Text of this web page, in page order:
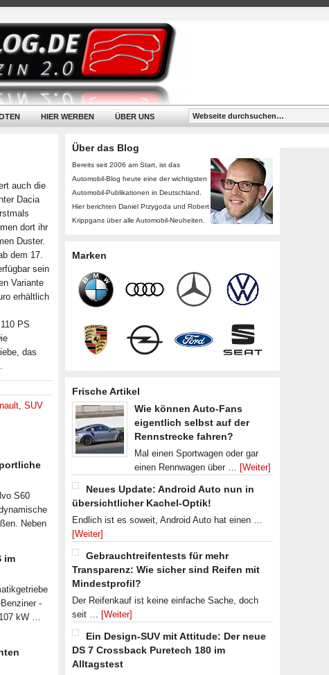
HIER WERBEN ÜBER UNS
auch die
Dacia
dort ihr
Duster.
dem 17.
sein
Variante
erhältlich
PS
das
, SUV
S60
Neben
im
-
kW …
Über das Blog
Bereits seit 2006 am Start, ist das
Automobil-Blog heute eine der wichtigsten
Automobil-Publikationen in Deutschland.
Hier berichten Daniel Przygoda und Robert
Krippgans über alle Automobil-Neuheiten.
Marken
Frische Artikel
Wie können Auto-Fans
eigentlich selbst auf der
Rennstrecke fahren?
Mal einen Sportwagen oder gar
einen Rennwagen über … [Weiter]
Neues Update: Android Auto nun in
übersichtlicher Kachel-Optik!
Endlich ist es soweit, Android Auto hat einen …
[Weiter]
Gebrauchtreifentests für mehr
Transparenz: Wie sicher sind Reifen mit
Mindestprofil?
Der Reifenkauf ist keine einfache Sache, doch
seit … [Weiter]
Ein Design-SUV mit Attitude: Der neue
DS 7 Crossback Puretech 180 im
Alltagstest